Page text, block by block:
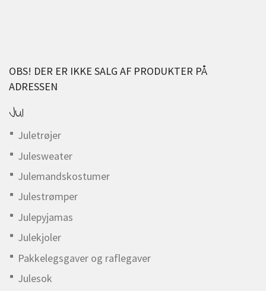
OBS! DER ER IKKE SALG AF PRODUKTER PÅ
ADRESSEN
Jul
Juletrøjer
Julesweater
Julemandskostumer
Julestrømper
Julepyjamas
Julekjoler
Pakkelegsgaver og raflegaver
Julesok